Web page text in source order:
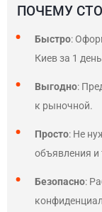
ПОЧЕМУ
Быстро:
Киев за 1
Выгодно:
к рыночной.
Просто: Не
объявления и
Безопасно: